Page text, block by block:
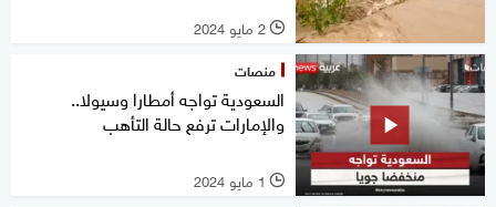
l 2 مايو 2024
منصات
السعودية تواجه أمطارا وسيولا..
والإمارات ترفع حالة التأهب
l 1 مايو 2024